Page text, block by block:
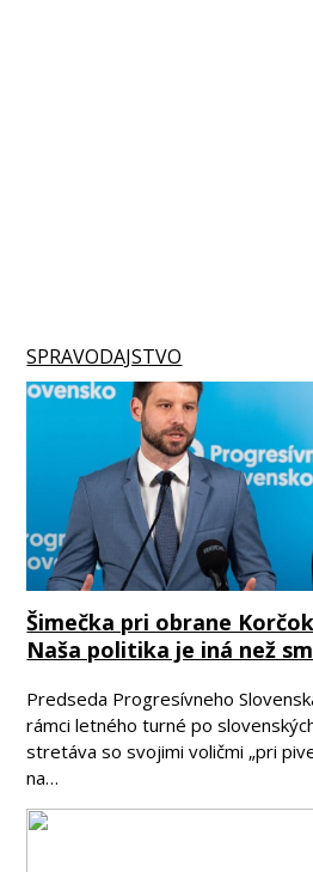
SPRAVODAJSTVO
Šimečka pri obrane
Naša politika je iná než
Predseda Progresívneho
rámci letného turné po
stretáva so svojimi voličmi „pri
na…